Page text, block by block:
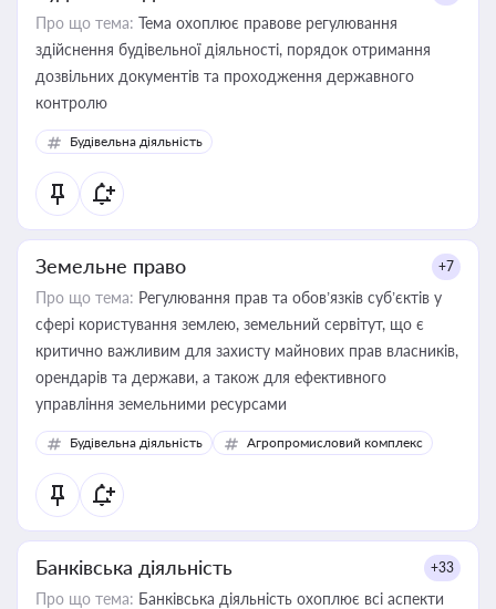
Про що тема: Тема охоплює правове регулювання
здійснення будівельної діяльності, порядок отримання
дозвільних документів та проходження державного
контролю
Будівельна діяльність
Земельне право +7
Про що тема: Регулювання прав та обов’язків суб’єктів у
сфері користування землею, земельний сервітут, що є
критично важливим для захисту майнових прав власників,
орендарів та держави, а також для ефективного
управління земельними ресурсами
Будівельна діяльність Агропромисловий комплекс
Банківська діяльність +33
Про що тема: Банківська діяльність охоплює всі аспекти